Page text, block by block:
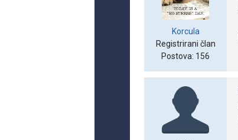
Korcula
Registrirani član
Postova: 156